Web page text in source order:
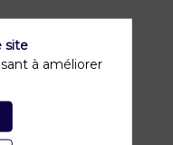
site
à améliorer